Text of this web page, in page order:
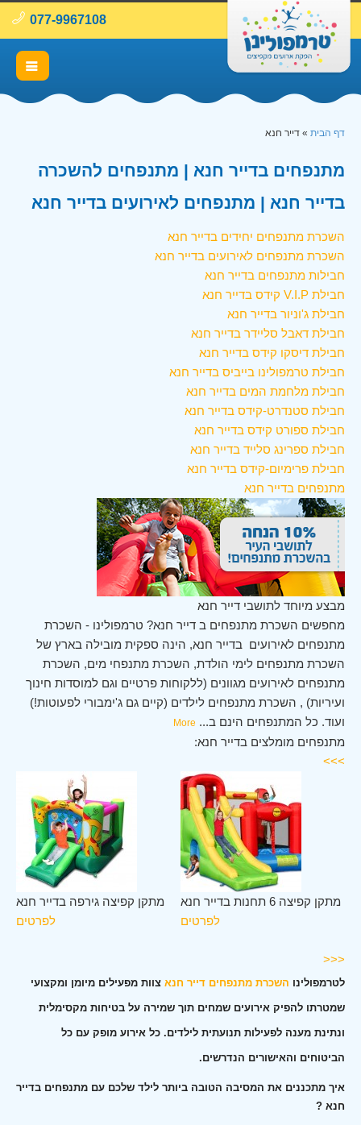
077-9967108
דף הבית » דייר חנא
מתנפחים בדייר חנא | מתנפחים להשכרה
בדייר חנא | מתנפחים לאירועים בדייר חנא
השכרת מתנפחים יחידים בדייר חנא
השכרת מתנפחים לאירועים בדייר חנא
חבילות מתנפחים בדייר חנא
חבילת V.I.P קידס בדייר חנא
חבילת ג'וניור בדייר חנא
חבילת דאבל סליידר בדייר חנא
חבילת דיסקו קידס בדייר חנא
חבילת טרמפולינו בייביס בדייר חנא
חבילת מלחמת המים בדייר חנא
חבילת סטנדרט-קידס בדייר חנא
חבילת ספורט קידס בדייר חנא
חבילת ספרינג סלייד בדייר חנא
חבילת פרימיום-קידס בדייר חנא
מתנפחים בדייר חנא
מבצע מיוחד לתושבי דייר חנא
מחפשים השכרת מתנפחים ב דייר חנא? טרמפולינו - השכרת
מתנפחים לאירועים בדייר חנא, הינה ספקית מובילה בארץ של
השכרת מתנפחים לימי הולדת, השכרת מתנפחי מים, השכרת
מתנפחים לאירועים מגוונים (ללקוחות פרטיים וגם למוסדות חינוך
ועיריות) , השכרת מתנפחים לילדים (קיים גם ג'ימבורי לפעוטות!)
ועוד. כל המתנפחים הינם ב...
More
מתנפחים מומלצים בדייר חנא:
>>>
מתקן קפיצה גירפה בדייר חנא
לפרטים
מתקן קפיצה 6 תחנות בדייר חנא
לפרטים
<<<
לטרמפולינו השכרת מתנפחים דייר חנא צוות מפעילים מיומן ומקצועי
שמטרתו להפיק אירועים שמחים תוך שמירה על בטיחות מקסימלית
ונתינת מענה לפעילות תנועתית לילדים. כל אירוע מופק עם כל
הביטוחים והאישורים הנדרשים.
איך מתכננים את המסיבה הטובה ביותר לילד שלכם עם מתנפחים בדייר
חנא ?